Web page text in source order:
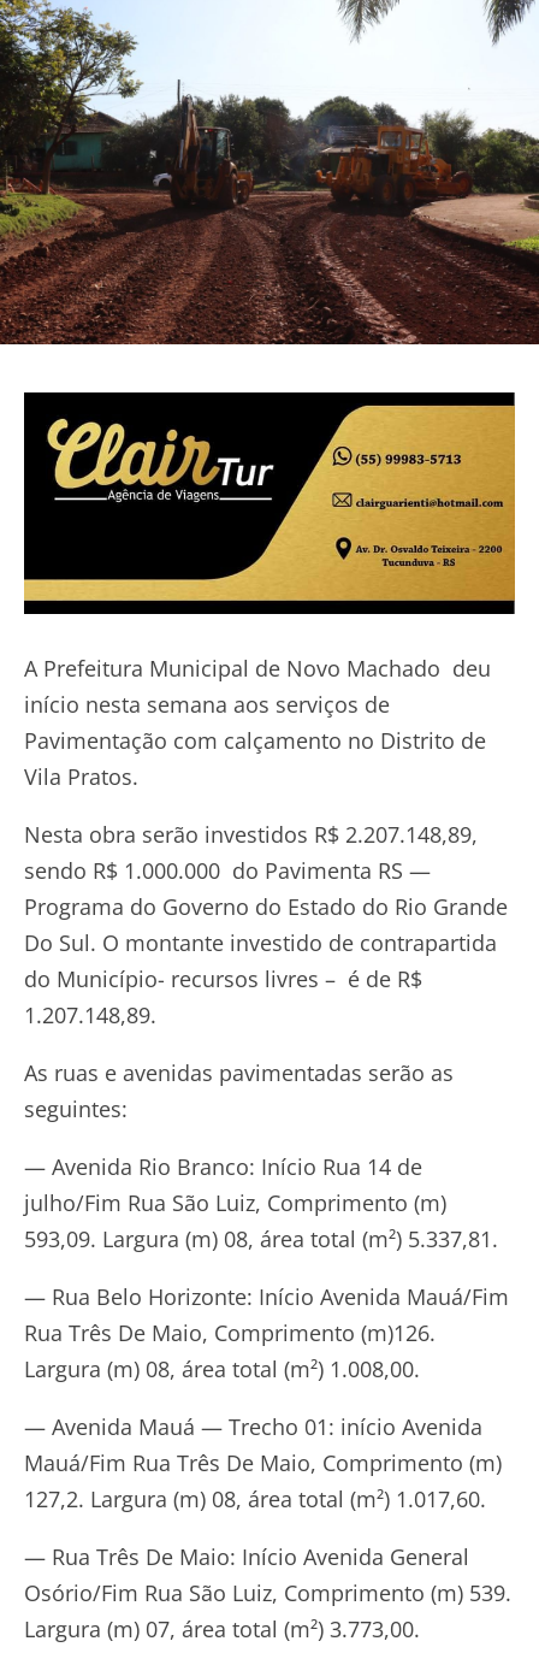
A Prefeitura Municipal de Novo Machado deu
início nesta semana aos serviços de
Pavimentação com calçamento no Distrito de
Vila Pratos.
Nesta obra serão investidos R$ 2.207.148,89,
sendo R$ 1.000.000 do Pavimenta RS —
Programa do Governo do Estado do Rio Grande
Do Sul. O montante investido de contrapartida
do Município- recursos livres – é de R$
1.207.148,89.
As ruas e avenidas pavimentadas serão as
seguintes:
— Avenida Rio Branco: Início Rua 14 de
julho/Fim Rua São Luiz, Comprimento (m)
593,09. Largura (m) 08, área total (m²) 5.337,81.
— Rua Belo Horizonte: Início Avenida Mauá/Fim
Rua Três De Maio, Comprimento (m)126.
Largura (m) 08, área total (m²) 1.008,00.
— Avenida Mauá — Trecho 01: início Avenida
Mauá/Fim Rua Três De Maio, Comprimento (m)
127,2. Largura (m) 08, área total (m²) 1.017,60.
— Rua Três De Maio: Início Avenida General
Osório/Fim Rua São Luiz, Comprimento (m) 539.
Largura (m) 07, área total (m²) 3.773,00.